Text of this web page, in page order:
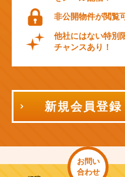
非公開物件が閲覧
他社にはない特別
チャンスあり！
新規会員登録
お問い
合わせ